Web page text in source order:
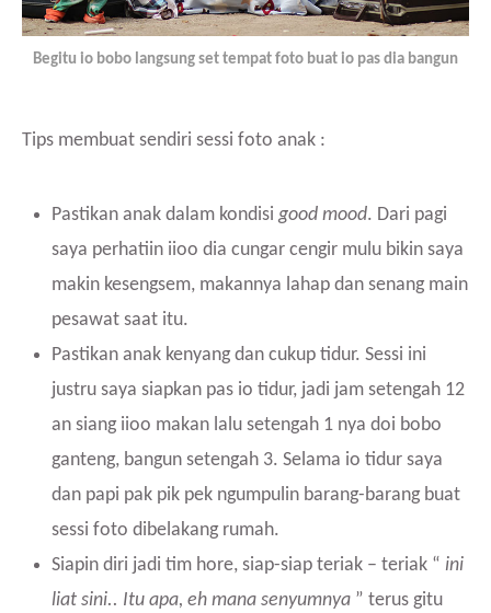
Begitu io bobo langsung set tempat foto buat io pas dia bangun
Tips membuat sendiri sessi foto anak :
Pastikan anak dalam kondisi good mood. Dari pagi
saya perhatiin iioo dia cungar cengir mulu bikin saya
makin kesengsem, makannya lahap dan senang main
pesawat saat itu.
Pastikan anak kenyang dan cukup tidur. Sessi ini
justru saya siapkan pas io tidur, jadi jam setengah 12
an siang iioo makan lalu setengah 1 nya doi bobo
ganteng, bangun setengah 3. Selama io tidur saya
dan papi pak pik pek ngumpulin barang-barang buat
sessi foto dibelakang rumah.
Siapin diri jadi tim hore, siap-siap teriak – teriak “ ini
liat sini.. Itu apa, eh mana senyumnya ” terus gitu